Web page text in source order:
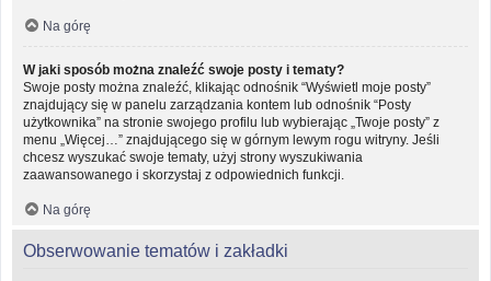
Na górę
W jaki sposób można znaleźć swoje posty i tematy?
Swoje posty można znaleźć, klikając odnośnik “Wyświetl moje posty”
znajdujący się w panelu zarządzania kontem lub odnośnik “Posty
użytkownika” na stronie swojego profilu lub wybierając „Twoje posty” z
menu „Więcej…” znajdującego się w górnym lewym rogu witryny. Jeśli
chcesz wyszukać swoje tematy, użyj strony wyszukiwania
zaawansowanego i skorzystaj z odpowiednich funkcji.
Na górę
Obserwowanie tematów i zakładki